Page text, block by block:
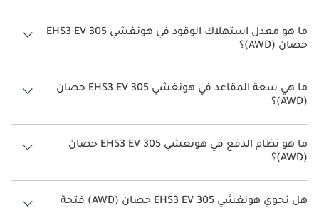
ما هو معدل استهلاك الوقود في هونغشي EHS3 EV 305
حصان (AWD)؟
يبلغ معدل استهلاك الوقود المقترح من الشركة المصنعة لسيارة هونغشي
EHS3 2026 من TBD.
ما هي سعة المقاعد في هونغشي EHS3 EV 305 حصان
(AWD)؟
تتسع هونغشي EHS3 EV 305 حصان (AWD) لأ 5 أشخاص.
ما هو نظام الدفع في هونغشي EHS3 EV 305 حصان
(AWD)؟
نظام الدفع في هونغشي EHS3 All Wheel Drive EV 305 حصان (AWD).
هل تحوي هونغشي EHS3 EV 305 حصان (AWD) فتحة